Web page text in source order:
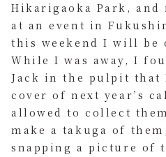
Hikarigaoka Park,
at an event in
this weekend I will be
While I was away, I
Jack in the pulpit that
cover of next year’s
allowed to collect
make a takuga of
snapping a picture of